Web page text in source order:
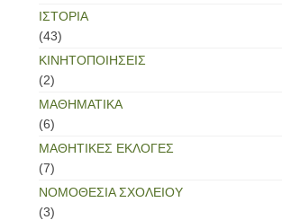
ΙΣΤΟΡΙΑ
(43)
ΚΙΝΗΤΟΠΟΙΗΣΕΙΣ
(2)
ΜΑΘΗΜΑΤΙΚΑ
(6)
ΜΑΘΗΤΙΚΕΣ ΕΚΛΟΓΕΣ
(7)
ΝΟΜΟΘΕΣΙΑ ΣΧΟΛΕΙΟΥ
(3)